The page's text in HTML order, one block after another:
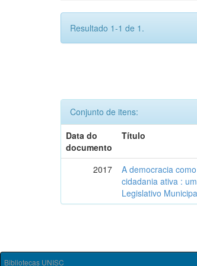
Resultado 1-1 de 1.
Conjunto de itens:
Data do
documento
Título
2017
A democracia
cidadania ativa :
Legislativo
Bibliotecas UNISC